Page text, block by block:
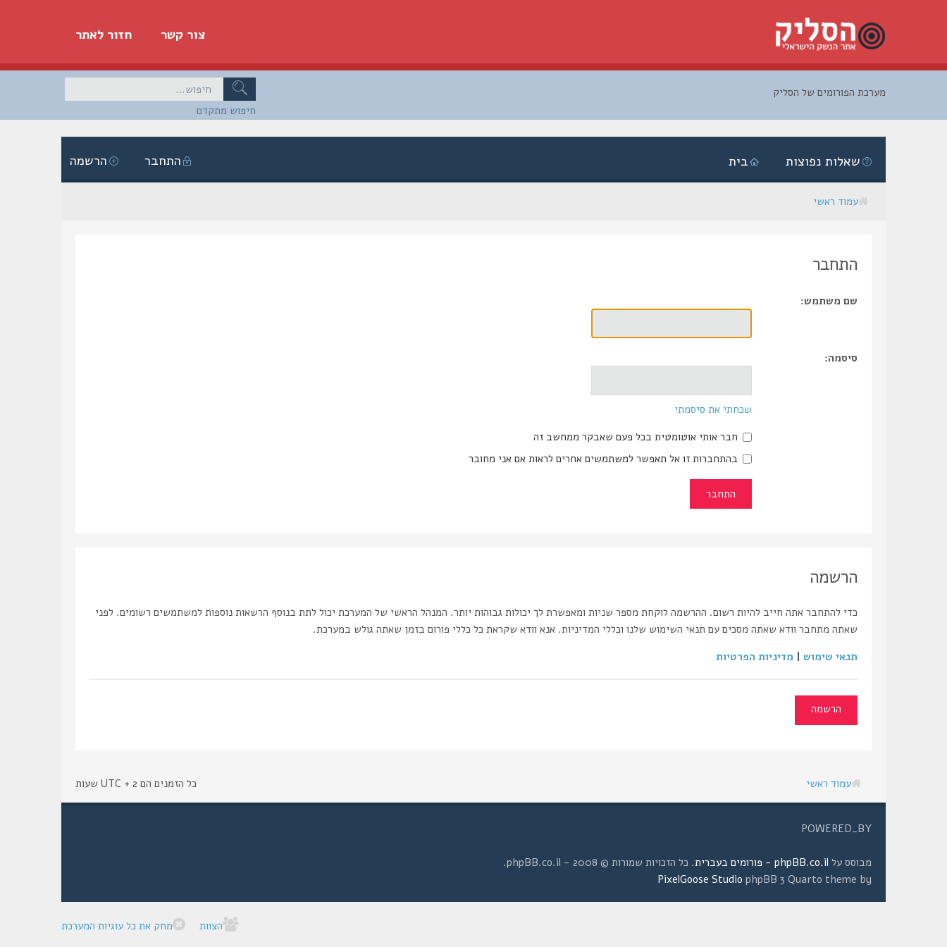
חזור לאתר צור קשר
חיפוש מתקדם
מערכת הפורומים של הסליק
הרשמה התחבר בית שאלות נפוצות
עמוד ראשי
התחבר
שם משתמש:
סיסמה:
שכחתי את סיסמתי
חבר אותי אוטומטית בכל פעם שאבקר ממחשב זה
בהתחברות זו אל תאפשר למשתמשים אחרים לראות אם אני מחובר
הרשמה
כדי להתחבר אתה חייב להיות רשום. ההרשמה לוקחת מספר שניות ומאפשרת לך יכולות גבוהות יותר. המנהל הראשי של המערכת יכול לתת בנוסף הרשאות נוספות למשתמשים רשומים. לפני
שאתה מתחבר וודא שאתה מסכים עם תנאי השימוש שלנו וכללי המדיניות. אנא וודא שקראת כל כללי פורום בזמן שאתה גולש במערכת.
תנאי שימוש | מדיניות הפרטיות
הרשמה
עמוד ראשי כל הזמנים הם UTC + 2 שעות
POWERED_BY
מבוסס על phpBB.co.il - פורומים בעברית
. כל הזכויות שמורות © 2008 - phpBB.co.il.
phpBB 3 Quarto theme by
PixelGoose Studio
הצוות מחק את כל עוגיות המערכת